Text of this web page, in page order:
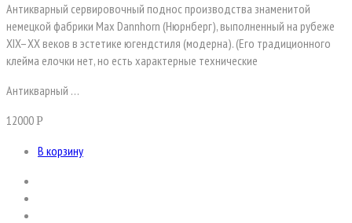
Антикварный сервировочный поднос производства знаменитой
немецкой фабрики Max Dannhorn (Нюрнберг), выполненный на рубеже
XIX–XX веков в эстетике югендстиля (модерна). (Его традиционного
клейма елочки нет, но есть характерные технические
Антикварный …
12000Р
В корзину